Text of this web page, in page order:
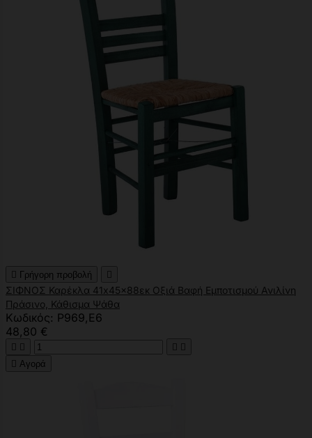
 Γρήγορη προβολή 
ΣΙΦΝΟΣ Καρέκλα 41x45x88εκ Οξιά Βαφή Εμποτισμού Ανιλίνη
Πράσινο, Κάθισμα Ψάθα
Κωδικός: Ρ969,Ε6
48,80 €
   
 Αγορά